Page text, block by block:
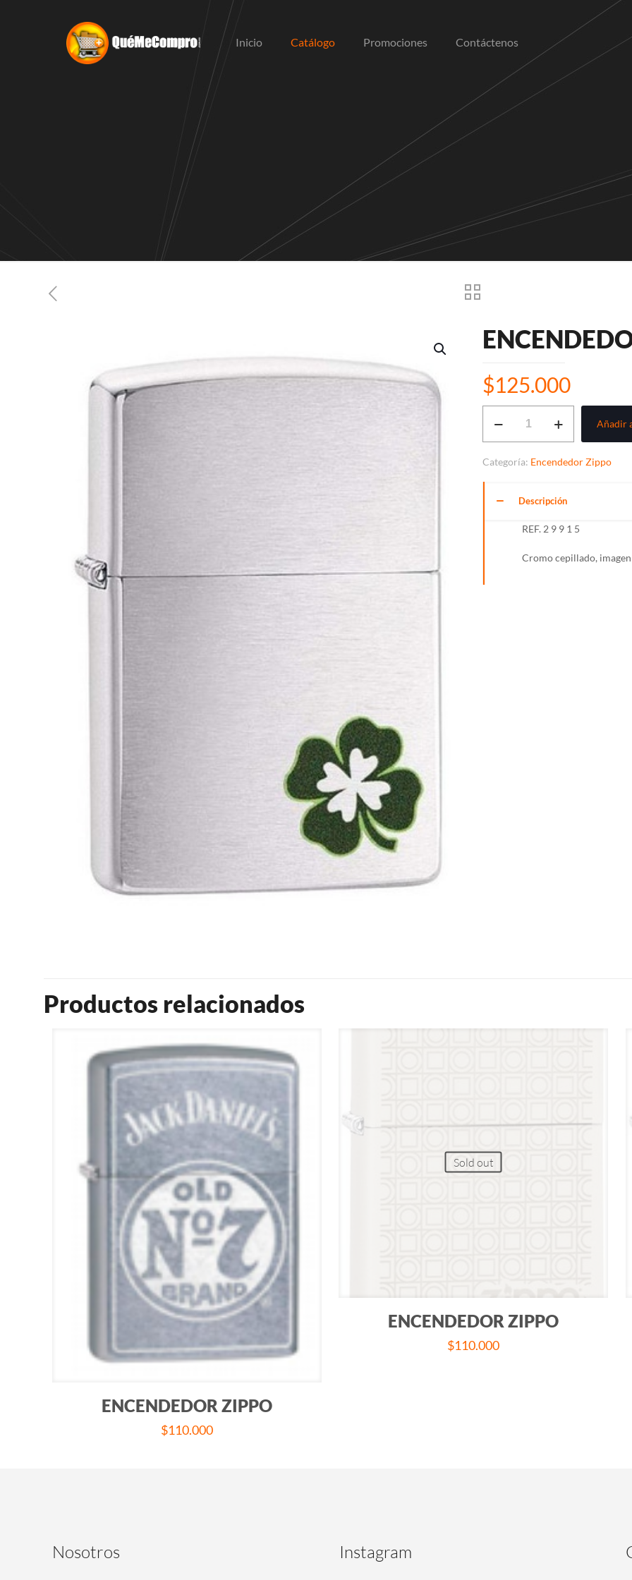
Inicio Catálogo Promociones Contáctenos
$125.000
Añadir
Categoría: Encendedor Zippo
Descripción
REF. 2 9 9 1 5
Cromo cepillado,
Productos relacionados
ENCENDEDOR ZIPPO
$110.000
Sold out
ENCENDEDOR ZIPPO
$110.000
Nosotros Instagram